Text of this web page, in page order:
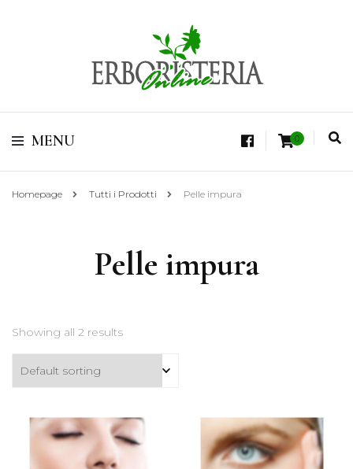
Erboristeria Shop
Online Tisane
Vendita di Botaniche, Erbe e Spezie Officinali, Tisane Terapeutiche Esclusive,
MENU 0
Homepage Tutti i Prodotti Pelle impura
Pelle impura
Showing all 2 results